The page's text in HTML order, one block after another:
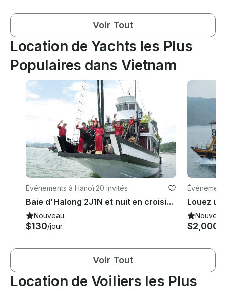
Voir Tout
Location de Yachts les Plus
Populaires dans Vietnam
Événements à Hanoï·20 invités
Baie d'Halong 2J1N et nuit en croisière 3 étoiles à Hanoi
Nouveau
$130/jour
Nouveau
$2,000
Voir Tout
Location de Voiliers les Plus